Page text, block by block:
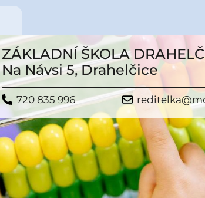
ZÁKLADNÍ ŠKOLA
Na Návsi 5, Drahelčice
720 835 996